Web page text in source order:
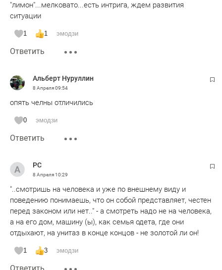
"лимон"...мелковато...есть интрига, ждем развития
ситуации
1 1 эмодзи
Ответить
Альберт Нуруллин
8 Апреля09:54
опять челны отличились
0 эмодзи
Ответить
РС
8 Апреля10:29
"..смотришь на человека и уже по внешнему виду и
поведению понимаешь, что он собой представляет, честен
перед законом или нет.." - а смотреть надо не на человека,
а на его дом, машину (ы), как семья одета, где они
отдыхают, на унитаз в конце концов - не золотой ли он!
1 3 эмодзи